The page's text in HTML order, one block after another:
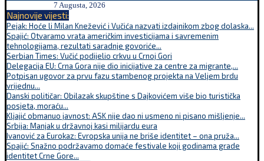
7 Augusta, 2026
Najnovije vijesti:
Pejak: Hoće li Milan Knežević i Vučića nazvati izdajnikom zbog dolaska...
Spajić: Otvaramo vrata američkim investicijama i savremenim
tehnologijama, rezultati saradnje govoriće...
Serbian Times: Vučić podijelio crkvu u Crnoj Gori
Delegacija EU: Crna Gora nije dio inicijative za centre za migrante,...
Potpisan ugovor za prvu fazu stambenog projekta na Veljem brdu
vrijednu...
Danski političar: Obilazak skupštine s Dajkovićem više bio turistička
posjeta, moraću...
Kljajić obmanuo javnost: ASK nije dao ni usmeno ni pisano mišljenje...
Srbija: Manjak u državnoj kasi milijardu eura
Ivanović za Eurokaz: Evropska unija ne briše identitet – ona pruža...
Spajić: Snažno podržavamo domaće festivale koji godinama grade
identitet Crne Gore...